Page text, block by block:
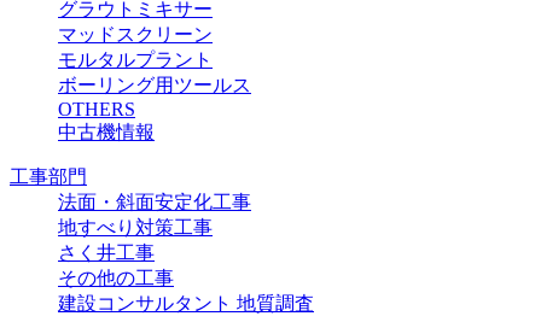
グラウトミキサー
マッドスクリーン
モルタルプラント
ボーリング用ツールス
OTHERS
中古機情報
工事部門
法面・斜面安定化工事
地すべり対策工事
さく井工事
その他の工事
建設コンサルタント 地質調査